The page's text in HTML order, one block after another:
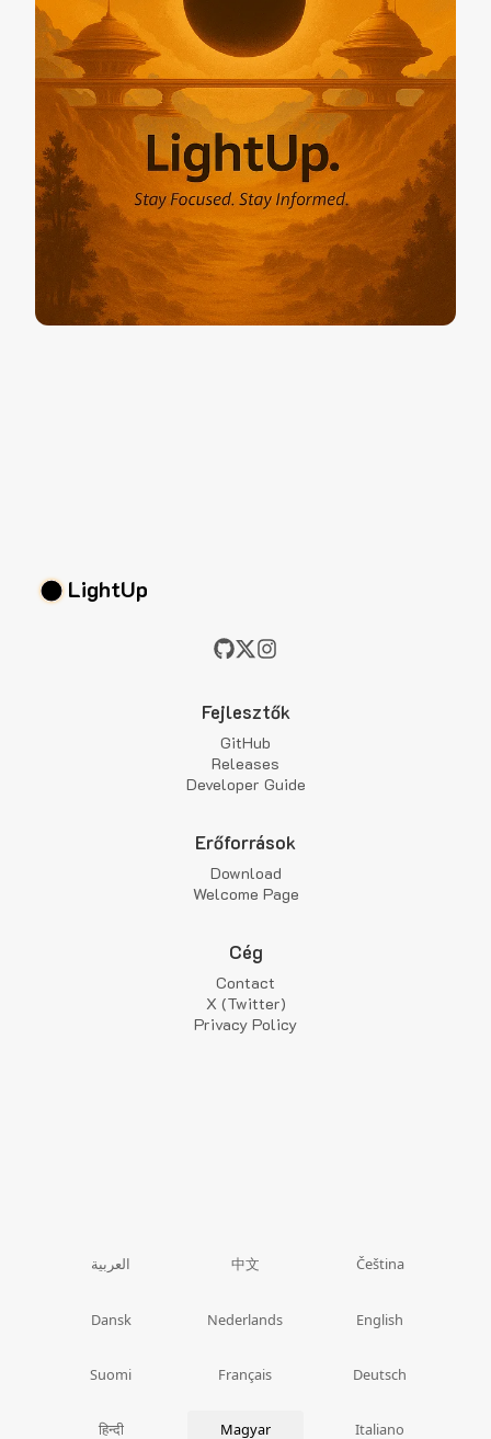
LightUp
Fejlesztők
GitHub
Releases
Developer Guide
Erőforrások
Download
Welcome Page
Cég
Contact
X (Twitter)
Privacy Policy
العربية 中文 Čeština
Dansk Nederlands English
Suomi Français Deutsch
हिन्दी Magyar Italiano